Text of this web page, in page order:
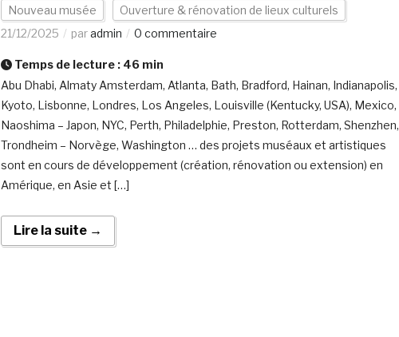
Nouveau musée
Ouverture & rénovation de lieux culturels
21/12/2025
paradmin 0 commentaire
Temps de lecture : 46 min
Abu Dhabi, Almaty Amsterdam, Atlanta, Bath, Bradford, Hainan, Indianapolis,
Kyoto, Lisbonne, Londres, Los Angeles, Louisville (Kentucky, USA), Mexico,
Naoshima – Japon, NYC, Perth, Philadelphie, Preston, Rotterdam, Shenzhen,
Trondheim – Norvège, Washington … des projets muséaux et artistiques
sont en cours de développement (création, rénovation ou extension) en
Amérique, en Asie et […]
Lire la suite →